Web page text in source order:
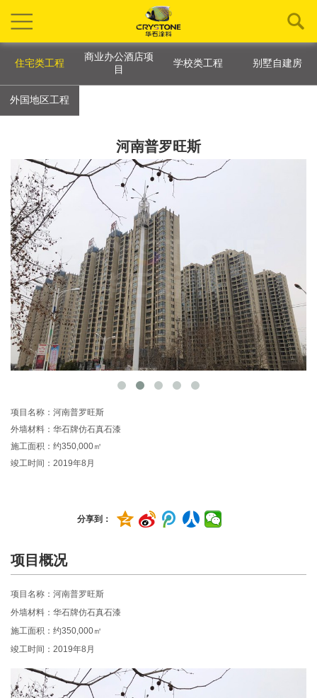
住宅类工程
商业办公酒店项
目
学校类工程 别墅自建房
外国地区工程
河南普罗旺斯
项目名称：河南普罗旺斯
外墙材料：华石牌仿石真石漆
施工面积：约350,000㎡
竣工时间：2019年8月
分享到：
项目概况
项目名称：河南普罗旺斯
外墙材料：华石牌仿石真石漆
施工面积：约350,000㎡
竣工时间：2019年8月